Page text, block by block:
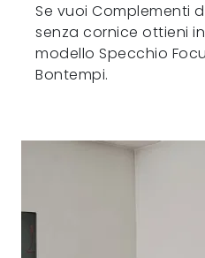
Se vuoi Complementi
senza cornice ottieni
modello Specchio
Bontempi.